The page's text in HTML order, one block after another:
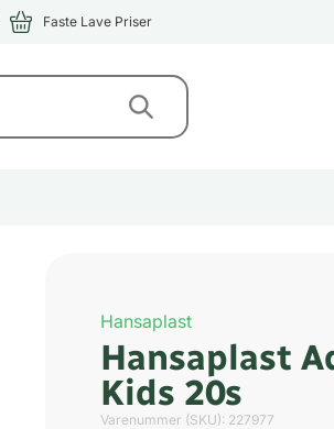
Faste Lave Priser
Hansaplast
Hansaplast
Kids 20s
Varenummer (SKU): 227977